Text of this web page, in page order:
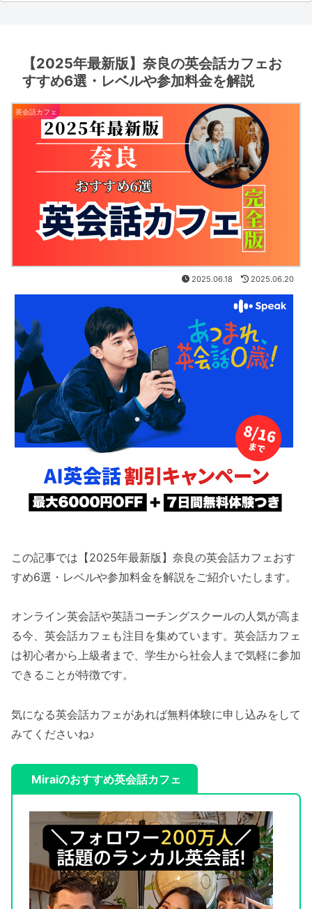
【2025年最新版】奈良の英会話カフェお
すすめ6選・レベルや参加料金を解説
英会話カフェ
2025.06.18 2025.06.20
この記事では【2025年最新版】奈良の英会話カフェおす
すめ6選・レベルや参加料金を解説をご紹介いたします。
オンライン英会話や英語コーチングスクールの人気が高ま
る今、英会話カフェも注目を集めています。英会話カフェ
は初心者から上級者まで、学生から社会人まで気軽に参加
できることが特徴です。
気になる英会話カフェがあれば無料体験に申し込みをして
みてくださいね♪
Miraiのおすすめ英会話カフェ